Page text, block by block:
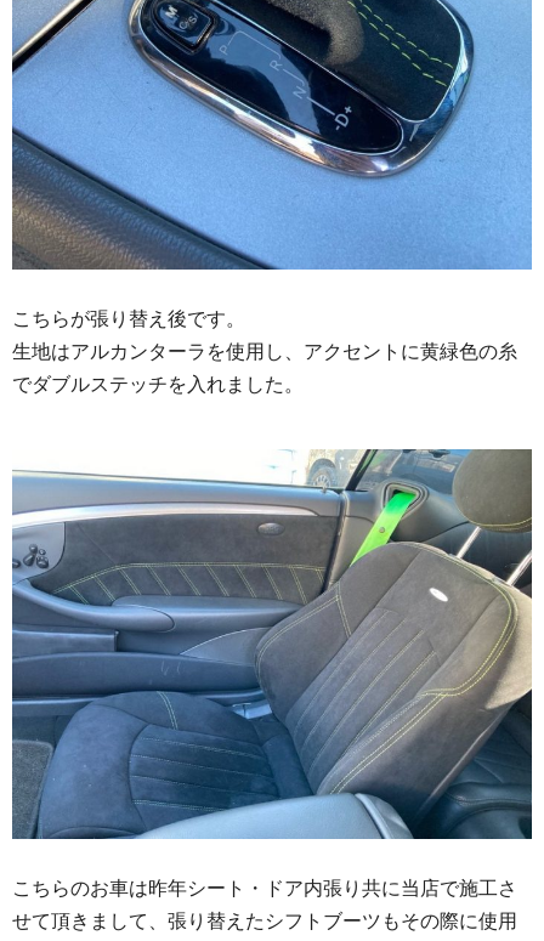
こちらが張り替え後です。
生地はアルカンターラを使用し、アクセントに黄緑色の糸
でダブルステッチを入れました。
こちらのお車は昨年シート・ドア内張り共に当店で施工さ
せて頂きまして、張り替えたシフトブーツもその際に使用